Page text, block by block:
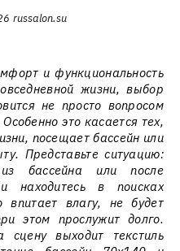
russalon.su
и функциональность
жизни, выбор
не просто вопросом
это касается тех,
посещает бассейн или
Представьте ситуацию:
бассейна или после
находитесь в поисках
впитает влагу, не будет
этом прослужит долго.
выходит текстиль